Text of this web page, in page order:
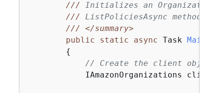
/// Initializes an
/// ListPoliciesAsync method.
///
</summary>
public
static async Task Main
{
// Create the client
IAmazonOrganizations